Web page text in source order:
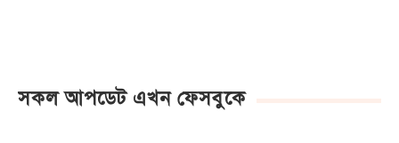
সকল আপডেট এখন ফেসবুকে